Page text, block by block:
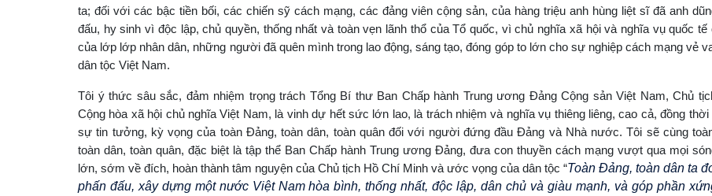
ta; đối với các bậc tiền bối, các chiến sỹ cách mạng, các đảng viên cộng sản, của hàng triệu anh hùng liệt sĩ đã anh
đấu, hy sinh vì độc lập, chủ quyền, thống nhất và toàn vẹn lãnh thổ của Tổ quốc, vì chủ nghĩa xã hội và nghĩa vụ quốc tế
của lớp lớp nhân dân, những người đã quên mình trong lao động, sáng tạo, đóng góp to lớn cho sự nghiệp cách mạng vẻ
dân tộc Việt Nam.
Tôi ý thức sâu sắc, đảm nhiệm trọng trách Tổng Bí thư Ban Chấp hành Trung ương Đảng Cộng sản Việt Nam, Chủ
Cộng hòa xã hội chủ nghĩa Việt Nam, là vinh dự hết sức lớn lao, là trách nhiệm và nghĩa vụ thiêng liêng, cao cả, đồng thời
sự tin tưởng, kỳ vọng của toàn Đảng, toàn dân, toàn quân đối với người đứng đầu Đảng và Nhà nước. Tôi sẽ cùng
toàn dân, toàn quân, đặc biệt là tập thể Ban Chấp hành Trung ương Đảng, đưa con thuyền cách mạng vượt qua mọi
lớn, sớm về đích, hoàn thành tâm nguyện của Chủ tịch Hồ Chí Minh và ước vọng của dân tộc “Toàn Đảng, toàn dân ta
phấn đấu, xây dựng một nước Việt Nam hòa bình, thống nhất, độc lập, dân chủ và giàu mạnh, và góp phần